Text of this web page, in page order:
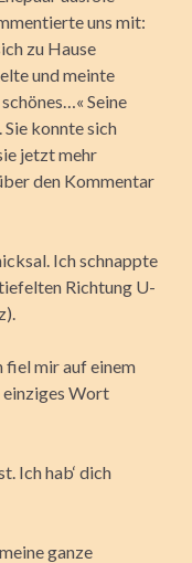
uns mit:
zu Hause
und meinte
Seine
konnte sich
jetzt mehr
den Kommentar
Ich schnappte
Richtung U-
fiel mir auf einem
einziges Wort
Ich hab‘ dich
ganze